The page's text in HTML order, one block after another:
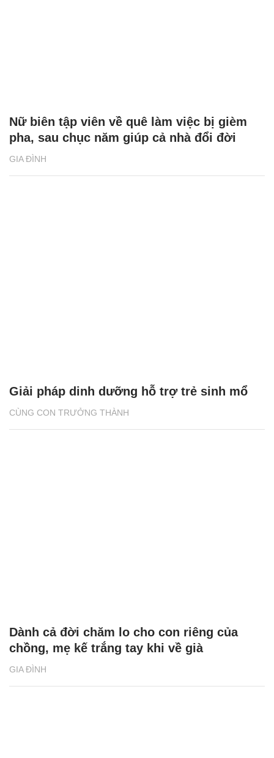
GIA ĐÌNH
Nữ biên tập viên về quê làm việc bị gièm
pha, sau chục năm giúp cả nhà đổi đời
CÙNG CON TRƯỞNG THÀNH
Giải pháp dinh dưỡng hỗ trợ trẻ sinh mổ
GIA ĐÌNH
Dành cả đời chăm lo cho con riêng của
chồng, mẹ kế trắng tay khi về già